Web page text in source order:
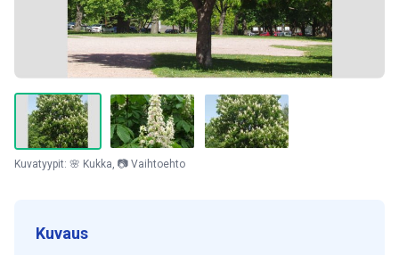
Kuvatyypit: 🌸 Kukka, 📷 Vaihtoehto
Kuvaus